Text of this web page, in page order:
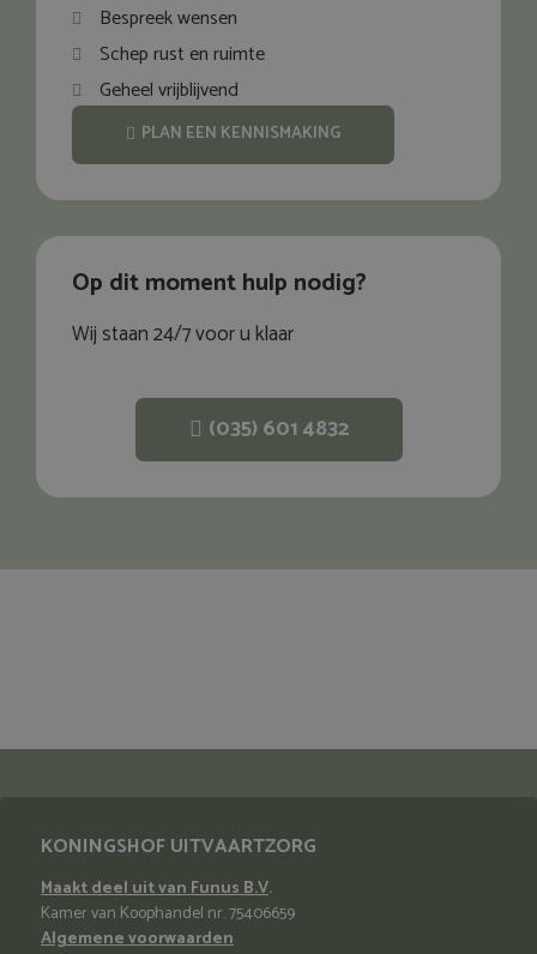
Bespreek wensen
Schep rust en ruimte
Geheel vrijblijvend
PLAN EEN KENNISMAKING
Op dit moment hulp nodig?
Wij staan 24/7 voor u klaar
(035) 601 4832
KONINGSHOF UITVAARTZORG
Maakt deel uit van Funus B.V.
Kamer van Koophandel nr. 75406659
Algemene voorwaarden